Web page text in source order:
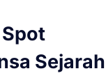
Sejarah